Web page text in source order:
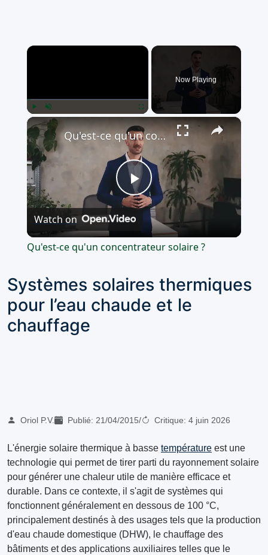
×
Unmute
Now Playing
×
Play
Video
Qu'est-ce qu'un concentrateur solaire ?
Watch on
Qu'est-ce qu'un concentrateur solaire ?
Systèmes solaires thermiques
pour l’eau chaude et le
chauffage
Oriol P.V. Publié: 21/04/2015/ Critique: 4 juin 2026
L'énergie solaire thermique à basse température est une
technologie qui permet de tirer parti du rayonnement solaire
pour générer une chaleur utile de manière efficace et
durable. Dans ce contexte, il s'agit de systèmes qui
fonctionnent généralement en dessous de 100 °C,
principalement destinés à des usages tels que la production
d'eau chaude domestique (DHW), le chauffage des
bâtiments et des applications auxiliaires telles que le